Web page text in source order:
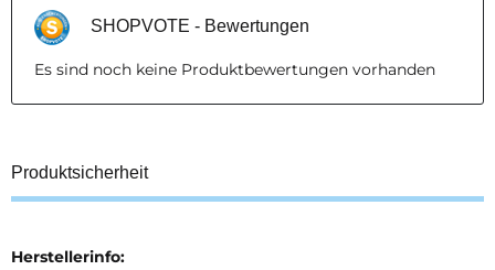
SHOPVOTE - Bewertungen
Es sind noch keine Produktbewertungen vorhanden
Produktsicherheit
Herstellerinfo: